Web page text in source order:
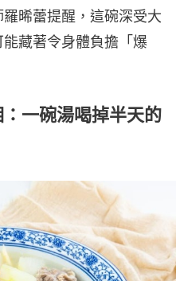
晞蕾提醒，這碗深受大
藏著令身體負擔「爆
：一碗湯喝掉半天的